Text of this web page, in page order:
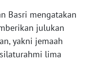
Basri mengatakan
julukan
yakni jemaah
lima